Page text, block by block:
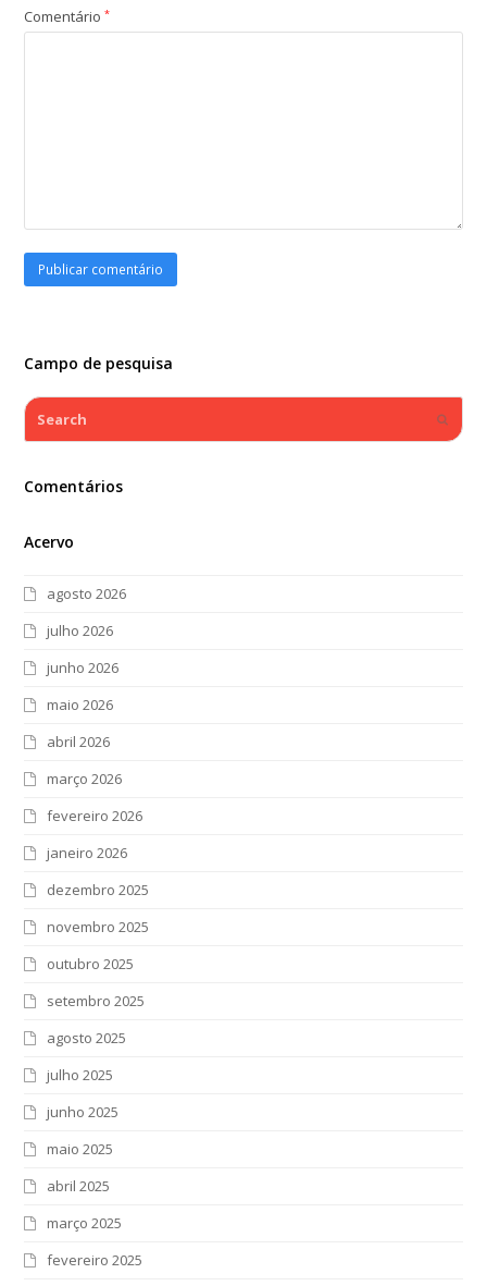
Comentário*
Campo de pesquisa
Search
Comentários
Acervo
agosto 2026
julho 2026
junho 2026
maio 2026
abril 2026
março 2026
fevereiro 2026
janeiro 2026
dezembro 2025
novembro 2025
outubro 2025
setembro 2025
agosto 2025
julho 2025
junho 2025
maio 2025
abril 2025
março 2025
fevereiro 2025